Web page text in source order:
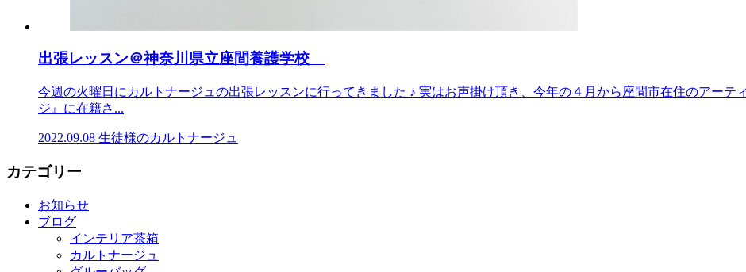
出張レッスン＠神奈川県立座間養護学校
今週の火曜日にカルトナージュの出張レッスンに行ってきました ♪ 実はお声掛け頂き、今年の４月から座間市在住のアーテ
ジ』に在籍さ...
2022.09.08 生徒様のカルトナージュ
カテゴリー
お知らせ
ブログ
インテリア茶箱
カルトナージュ